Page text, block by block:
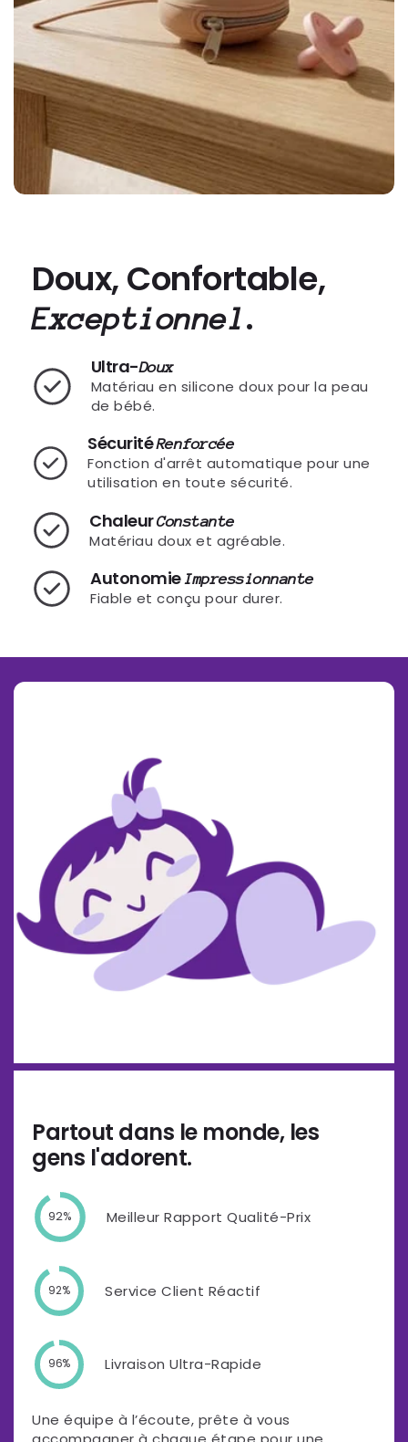
Doux, Confortable,
Exceptionnel.
Ultra-Doux
Matériau en silicone doux pour la peau
de bébé.
SécuritéRenforcée
Fonction d'arrêt automatique pour une
utilisation en toute sécurité.
ChaleurConstante
Matériau doux et agréable.
AutonomieImpressionnante
Fiable et conçu pour durer.
Partout dans le monde, les
gens l'adorent.
92% Meilleur Rapport Qualité-Prix
92% Service Client Réactif
96% Livraison Ultra-Rapide
Une équipe à l’écoute, prête à vous